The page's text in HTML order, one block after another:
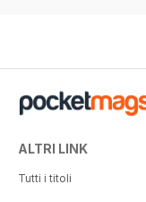
ALTRI LINK
Tutti i titoli